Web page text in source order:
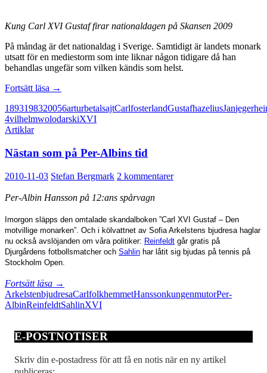
Kung Carl XVI Gustaf firar nationaldagen på Skansen 2009
På måndag är det nationaldag i Sverige. Samtidigt är landets monark
utsatt för en mediestorm som inte liknar någon tidigare då han
behandlas ungefär som vilken kändis som helst.
Fortsätt läsa Mot
och
fosterland
→
1893198320056arturbetalsajtCarlfosterlandGustafhazeliusJan
4vilhelmwolodarskiXVI
Artiklar
Nästan som på Per-Albins tid
2010-11-03 Stefan Bergmark 2 kommentarer
Per-Albin Hansson på 12:ans spårvagn
Imorgon släpps den omtalade skandalboken ”Carl XVI Gustaf – Den
motvillige monarken”. Och i kölvattnet av Sofia Arkelstens bjudresa haglar
nu också avslöjanden om våra politiker: Reinfeldt går gratis på
Djurgårdens fotbollsmatcher och Sahlin har låtit sig bjudas på tennis på
Stockholm Open.
Fortsätt läsa Nästan
som
på
tid
→
ArkelstenbjudresaCarlfolkhemmetHanssonkungenmutorPer-
AlbinReinfeldtSahlinXVI
E-POSTNOTISER
Skriv din e-postadress för att få en notis när en ny artikel